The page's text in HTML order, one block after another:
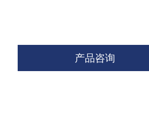
产品咨询